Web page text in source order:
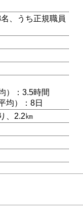
、うち正規職員
）：3.5時間
均）：8日
、2.2㎞